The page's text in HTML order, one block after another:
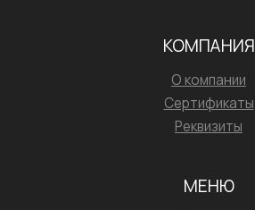
КОМПАНИЯ
О компании
Сертификаты
Реквизиты
МЕНЮ